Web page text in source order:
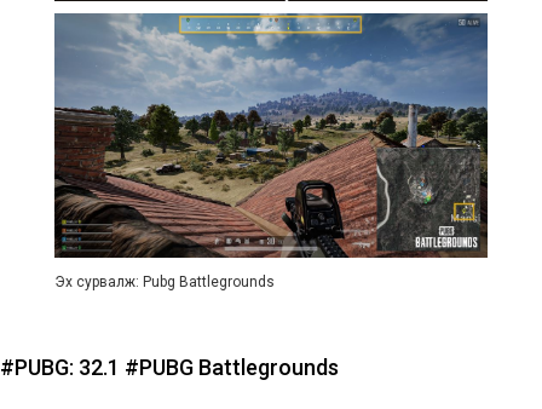
Эх сурвалж: Pubg Battlegrounds
#PUBG: 32.1 #PUBG Battlegrounds